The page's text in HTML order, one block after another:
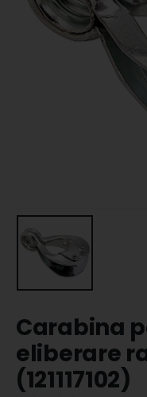
Carabina
eliberare
(121117102)